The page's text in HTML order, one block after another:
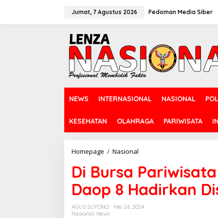
Jumat, 7 Agustus 2026 Pedoman Media Siber
NEWS INTERNASIONAL NASIONAL
KESEHATAN OLAHRAGA PARIWISATA
Homepage / Nasional
B
u
r
s
a
Di Bursa
Daop 8 Hadirkan
AGUS SUYONO
Mei 26, 2024
Nasional, News